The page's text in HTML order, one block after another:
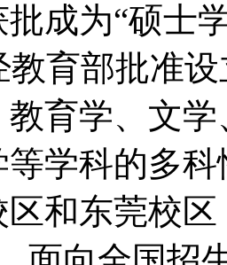
成为“硕士
教育部批准
育学、文
学科的多
和东莞校